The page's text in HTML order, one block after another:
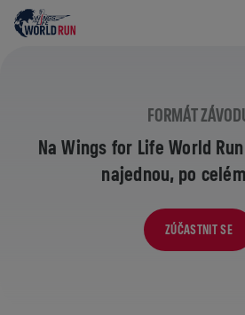
FORMÁT
Na Wings for Life World
najednou, po
ZÚČASTNIT SE